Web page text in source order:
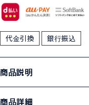
代金引換 銀行振込
商品説明
商品詳細